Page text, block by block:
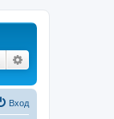
Поиск
Вход